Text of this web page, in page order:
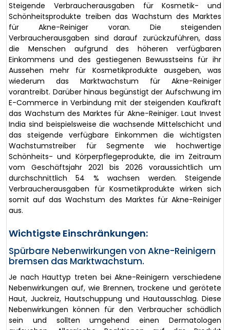
Steigende Verbraucherausgaben für Kosmetik- und
Schönheitsprodukte treiben das Wachstum des Marktes
für Akne-Reiniger voran. Die steigenden
Verbraucherausgaben sind darauf zurückzuführen, dass
die Menschen aufgrund des höheren verfügbaren
Einkommens und des gestiegenen Bewusstseins für ihr
Aussehen mehr für Kosmetikprodukte ausgeben, was
wiederum das Marktwachstum für Akne-Reiniger
vorantreibt. Darüber hinaus begünstigt der Aufschwung im
E-Commerce in Verbindung mit der steigenden Kaufkraft
das Wachstum des Marktes für Akne-Reiniger. Laut Invest
India sind beispielsweise die wachsende Mittelschicht und
das steigende verfügbare Einkommen die wichtigsten
Wachstumstreiber für Segmente wie hochwertige
Schönheits- und Körperpflegeprodukte, die im Zeitraum
vom Geschäftsjahr 2021 bis 2026 voraussichtlich um
durchschnittlich 54 % wachsen werden. Steigende
Verbraucherausgaben für Kosmetikprodukte wirken sich
somit auf das Wachstum des Marktes für Akne-Reiniger
aus.
Wichtigste Einschränkungen:
Spürbare Nebenwirkungen von Akne-Reinigern
bremsen das Marktwachstum.
Je nach Hauttyp treten bei Akne-Reinigern verschiedene
Nebenwirkungen auf, wie Brennen, trockene und gerötete
Haut, Juckreiz, Hautschuppung und Hautausschlag. Diese
Nebenwirkungen können für den Verbraucher schädlich
sein und sollten umgehend einen Dermatologen